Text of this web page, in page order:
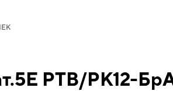
РТВ/РК12-